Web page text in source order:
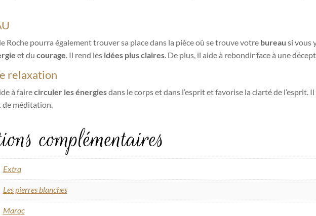
Roche pourra également trouver sa place dans la pièce où se trouve votre bureau si vous
et du courage. Il rend les idées plus claires. De plus, il aide à rebondir face à une
relaxation
à fairecirculer les énergiesdans le corps et dans l’esprit et favorise la clarté de
de méditation.
complémentaires
Extra
Les pierres blanches
Maroc